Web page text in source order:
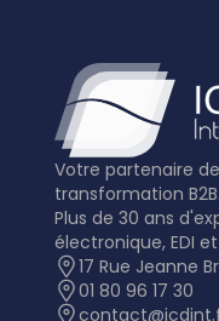
Votre partenaire
transformation B2B.
Plus de 30 ans
électronique, EDI
17 Rue Jeanne
01 80 96 17 30